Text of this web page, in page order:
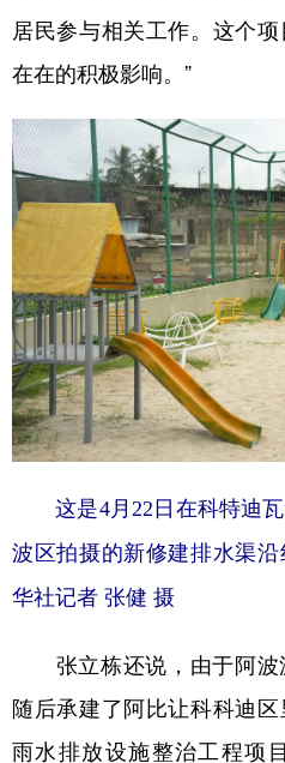
居民参与相关工作。这个
在在的积极影响。”
这是4月22日在科特迪瓦
波区拍摄的新修建排水渠
华社记者 张健 摄
张立栋还说，由于阿波
随后承建了阿比让科科迪
雨水排放设施整治工程项